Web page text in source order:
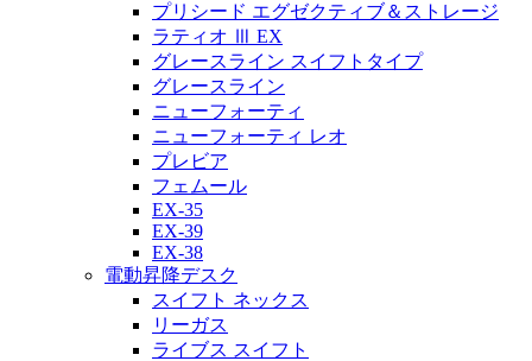
プリシード エグゼクティブ＆ストレージ
ラティオ Ⅲ EX
グレースライン スイフトタイプ
グレースライン
ニューフォーティ
ニューフォーティ レオ
プレビア
フェムール
EX-35
EX-39
EX-38
電動昇降デスク
スイフト ネックス
リーガス
ライブス スイフト